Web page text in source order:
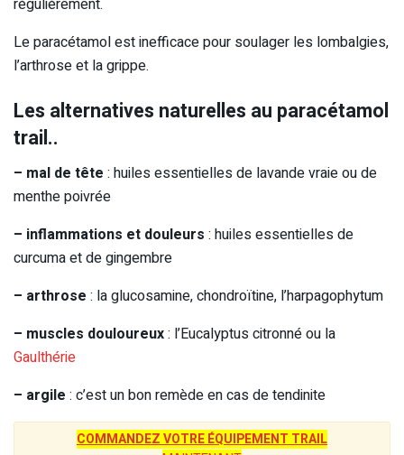
régulièrement.
Le paracétamol est inefficace pour soulager les lombalgies,
l’arthrose et la grippe.
Les alternatives naturelles au paracétamol
trail..
– mal de tête : huiles essentielles de lavande vraie ou de
menthe poivrée
– inflammations et douleurs : huiles essentielles de
curcuma et de gingembre
– arthrose : la glucosamine, chondroïtine, l’harpagophytum
– muscles douloureux: l’Eucalyptus citronné ou la
Gaulthérie
– argile : c’est un bon remède en cas de tendinite
COMMANDEZ VOTRE ÉQUIPEMENT TRAIL